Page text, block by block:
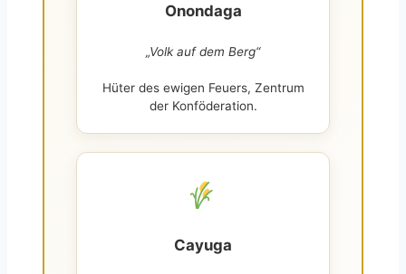
Onondaga
„Volk auf dem Berg“
Hüter des ewigen Feuers, Zentrum
der Konföderation.
Cayuga